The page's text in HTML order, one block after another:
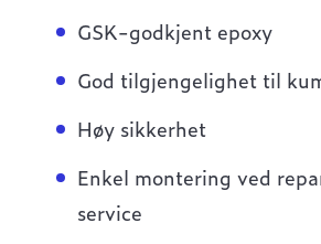
GSK-godkjent epoxy
God tilgjengelighet til
Høy sikkerhet
Enkel montering ved
service